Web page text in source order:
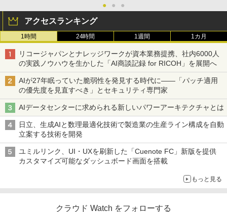
●
● ●
アクセスランキング
1時間 24時間 1週間 1カ月
リコージャパンとナレッジワークが資本業務提携、社内6000人
の実践ノウハウを生かした「AI商談記録 for RICOH」を展開へ
AIが27年眠っていた脆弱性を発見する時代に――「パッチ適用
の優先度を見直すべき」とセキュリティ専門家
AIデータセンターに求められる新しいパワーアーキテクチャとは
日立、生成AIと数理最適化技術で製造業の生産ライン構成を自動
立案する技術を開発
ユミルリンク、UI・UXを刷新した「Cuenote FC」新版を提供
カスタマイズ可能なダッシュボード画面を搭載
もっと見る
クラウド Watch をフォローする